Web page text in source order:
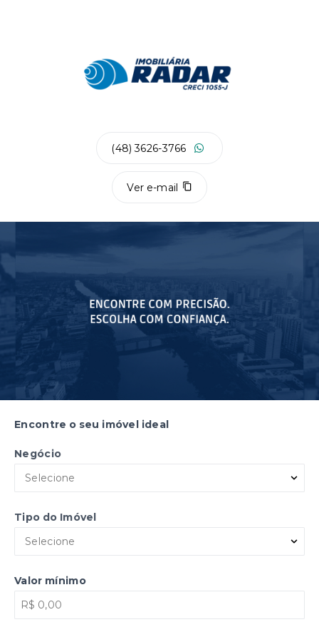
Ver e-mail
(48) 3626-3766
Encontre o seu imóvel ideal
Negócio
Selecione
Tipo do Imóvel
Selecione
Valor mínimo